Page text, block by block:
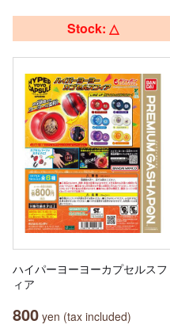
Stock: △
ハイパーヨーヨーカプセルスフ
ィア
800 yen (tax included)